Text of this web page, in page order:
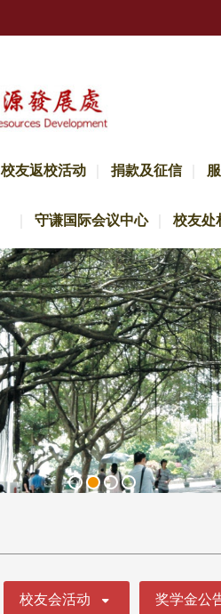
校友返校活动 捐款及征信
守谦国际会议中心 校友处
校友会活动 奖学金公